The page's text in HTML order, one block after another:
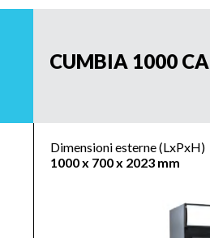
CUMBIA 1000 CA
Dimensioni esterne (LxPxH)
1000 x 700 x 2023 mm